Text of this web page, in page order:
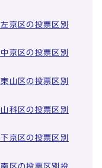
京区の投票区別
京区の投票区別
山区の投票区別
科区の投票区別
京区の投票区別